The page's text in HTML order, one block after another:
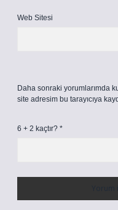
Web Sitesi
Daha sonraki yorumlarımda
site adresim bu tarayıcıya
6 + 2 kaçtır? *